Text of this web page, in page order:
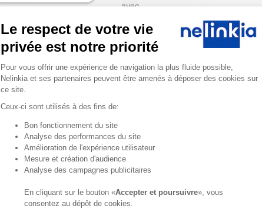
avec
rendu
naturel
réaliste
Revêtement
en
rigide
Le respect de votre vie
privée est notre priorité
Plateforme de Gestion du
Pour vous offrir une expérience de navigation la plus fluide possible,
Nelinkia et ses partenaires peuvent être amenés à déposer des cookies sur
ce site.
Ceux-ci sont utilisés à des fins de:
Bon fonctionnement du site
Analyse des performances du site
Amélioration de l'expérience utilisateur
Mesure et création d'audience
Analyse des campagnes publicitaires
En cliquant sur le bouton «Accepter et poursuivre», vous
consentez au dépôt de cookies.
Axeptio consent